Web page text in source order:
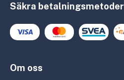
Säkra betalningsmetoder
Om oss